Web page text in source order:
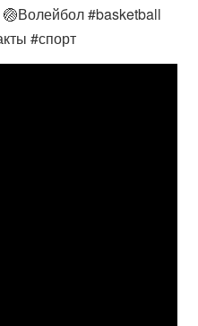
🏐Волейбол #basketball
#спорт